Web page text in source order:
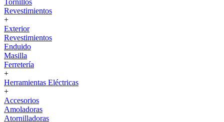
Tornillos
Revestimientos
+
Exterior
Revestimientos
Enduido
Masilla
Ferretería
+
Herramientas Eléctricas
+
Accesorios
Amoladoras
Atornilladoras